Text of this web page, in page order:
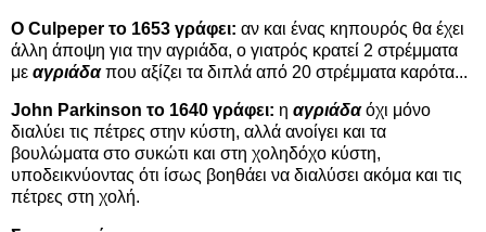
Ο Culpeper το 1653 γράφει: αν και ένας κηπουρός θα έχει
άλλη άποψη για την αγριάδα, ο γιατρός κρατεί 2 στρέμματα
με αγριάδαπου αξίζει τα διπλά από 20 στρέμματα καρότα...
John Parkinson το 1640 γράφει: η αγριάδαόχι μόνο
διαλύει τις πέτρες στην κύστη, αλλά ανοίγει και τα
βουλώματα στο συκώτι και στη χοληδόχο κύστη,
υποδεικνύοντας ότι ίσως βοηθάει να διαλύσει ακόμα και τις
πέτρες στη χολή.